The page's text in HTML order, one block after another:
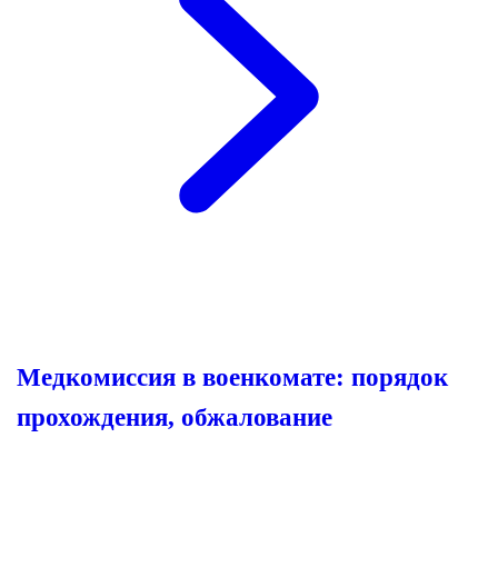
Медкомиссия в военкомате: порядок
прохождения, обжалование